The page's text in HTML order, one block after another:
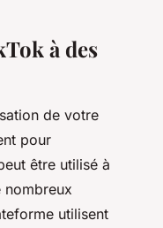
à des
de votre
pour
être utilisé à
nombreux
utilisent